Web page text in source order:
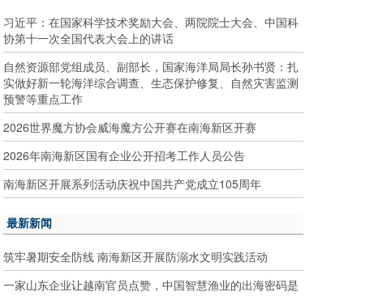
习近平：在国家科学技术奖励大会、两院院士大会、中国科
协第十一次全国代表大会上的讲话
自然资源部党组成员、副部长，国家海洋局局长孙书贤：扎
实做好新一轮海洋综合调查、生态保护修复、自然灾害监测
预警等重点工作
2026世界魔方协会威海魔方公开赛在南海新区开赛
2026年南海新区国有企业公开招考工作人员公告
南海新区开展系列活动庆祝中国共产党成立105周年
最新新闻
筑牢暑期安全防线 南海新区开展防溺水文明实践活动
一家山东企业让越南官员点赞，中国智慧渔业的出海密码是